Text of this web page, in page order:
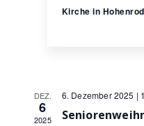
Kirche in
DEZ.
6
2025
6. Dezember 2025 |